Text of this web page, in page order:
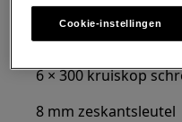
6 × 300 sleuf
6 × 300 kruiskop
8 mm zeskantsleutel
Cookie-instellingen